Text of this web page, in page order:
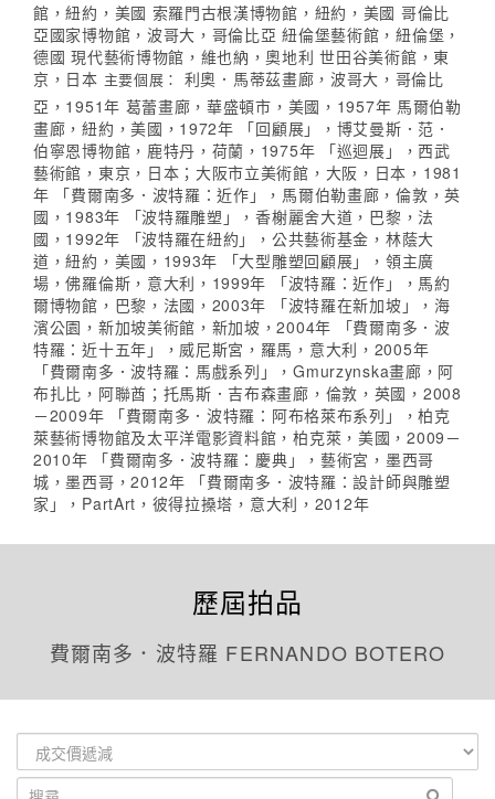
館，紐約，美國 索羅門古根漢博物館，紐約，美國 哥倫比
亞國家博物館，波哥大，哥倫比亞 紐倫堡藝術館，紐倫堡，
德國 現代藝術博物館，維也納，奧地利 世田谷美術館，東
京，日本 主要個展： 利奧．馬蒂茲畫廊，波哥大，哥倫比
亞，1951年 葛蕾畫廊，華盛頓市，美國，1957年 馬爾伯勒
畫廊，紐約，美國，1972年 「回顧展」，博艾曼斯．范．
伯寧恩博物館，鹿特丹，荷蘭，1975年 「巡迴展」，西武
藝術館，東京，日本；大阪市立美術館，大阪，日本，1981
年 「費爾南多．波特羅：近作」，馬爾伯勒畫廊，倫敦，英
國，1983年 「波特羅雕塑」，香榭麗舍大道，巴黎，法
國，1992年 「波特羅在紐約」，公共藝術基金，林蔭大
道，紐約，美國，1993年 「大型雕塑回顧展」，領主廣
場，佛羅倫斯，意大利，1999年 「波特羅：近作」，馬約
爾博物館，巴黎，法國，2003年 「波特羅在新加坡」，海
濱公園，新加坡美術館，新加坡，2004年 「費爾南多．波
特羅：近十五年」，威尼斯宮，羅馬，意大利，2005年
「費爾南多．波特羅：馬戲系列」，Gmurzynska畫廊，阿
布扎比，阿聯酋；托馬斯．吉布森畫廊，倫敦，英國，2008
－2009年 「費爾南多．波特羅：阿布格萊布系列」，柏克
萊藝術博物館及太平洋電影資料館，柏克萊，美國，2009－
2010年 「費爾南多．波特羅：慶典」，藝術宮，墨西哥
城，墨西哥，2012年 「費爾南多．波特羅：設計師與雕塑
家」，PartArt，彼得拉搡塔，意大利，2012年
歷屆拍品
費爾南多．波特羅 FERNANDO BOTERO